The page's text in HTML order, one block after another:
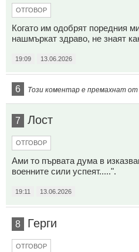
ОТГОВОР
Когато им одобрят поредния
нашмъркат здраво, не знаят
19:09 13.06.2026
6 Този коментар е премахнат
7 Лост
ОТГОВОР
Ами то първата дума в
военните сили успеят.....".
19:11 13.06.2026
8 Герги
ОТГОВОР